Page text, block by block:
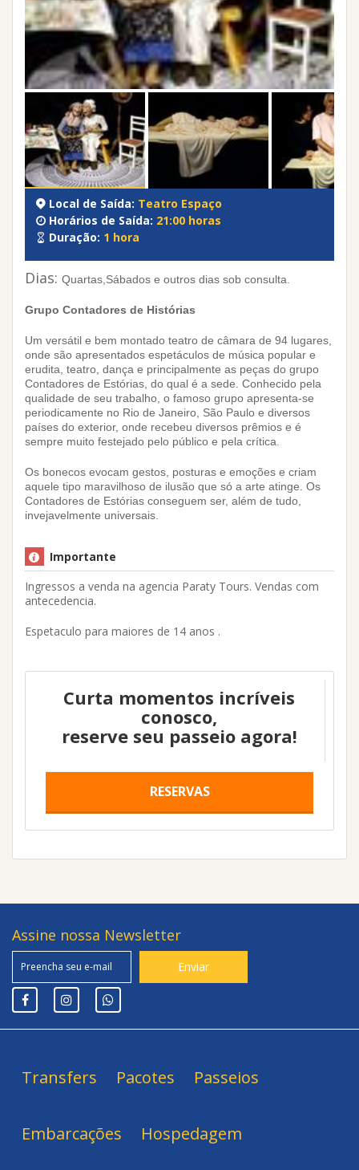
Local de Saída: Teatro Espaço
Horários de Saída: 21:00 horas
Duração: 1 hora
Dias: Quartas,Sábados e outros dias sob consulta.
Grupo Contadores de Histórias
Um versátil e bem montado teatro de câmara de 94 lugares,
onde são apresentados espetáculos de música popular e
erudita, teatro, dança e principalmente as peças do grupo
Contadores de Estórias, do qual é a sede. Conhecido pela
qualidade de seu trabalho, o famoso grupo apresenta-se
periodicamente no Rio de Janeiro, São Paulo e diversos
países do exterior, onde recebeu diversos prêmios e é
sempre muito festejado pelo público e pela crítica.
Os bonecos evocam gestos, posturas e emoções e criam
aquele tipo maravilhoso de ilusão que só a arte atinge. Os
Contadores de Estórias conseguem ser, além de tudo,
invejavelmente universais.
Importante
Ingressos a venda na agencia Paraty Tours. Vendas com
antecedencia.
Espetaculo para maiores de 14 anos .
Curta momentos incríveis
conosco,
reserve seu passeio agora!
RESERVAS
Assine nossa Newsletter
Transfers Pacotes Passeios
Embarcações Hospedagem